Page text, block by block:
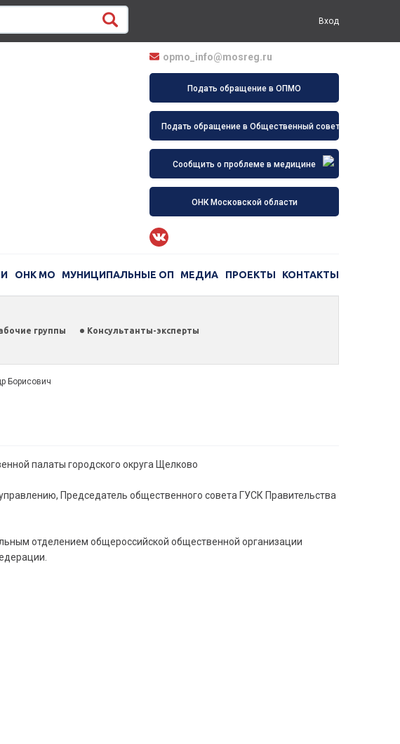
Вход
opmo_info@mosreg.ru
Подать обращение в ОПМО
Подать обращение в Общественный совет
Сообщить о проблеме в медицине
ОНК Московской области
ОНК МО МУНИЦИПАЛЬНЫЕ ОП МЕДИА ПРОЕКТЫ КОНТАКТЫ
группы Консультанты-эксперты
Борисович
палаты городского округа Щелково
Председатель общественного совета ГУСК Правительства
отделением общероссийской общественной организации